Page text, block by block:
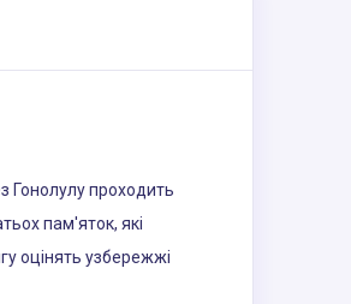
Гонолулу проходить
пам'яток, які
оцінять узбережжі